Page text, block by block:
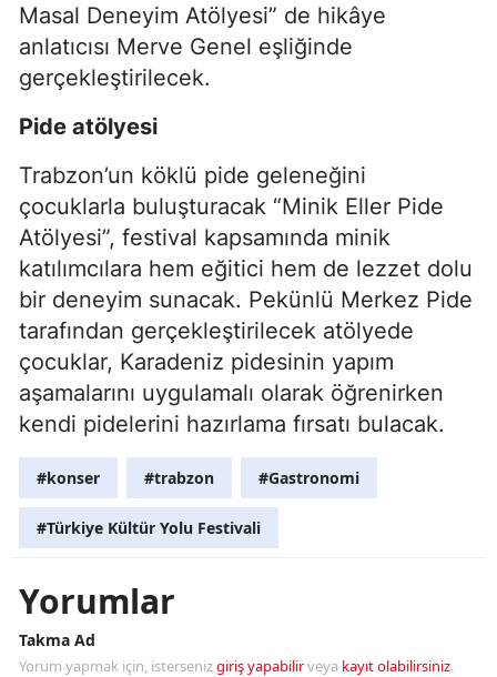
Masal Deneyim Atölyesi” de hikâye
anlatıcısı Merve Genel eşliğinde
gerçekleştirilecek.
Pide atölyesi
Trabzon’un köklü pide geleneğini
çocuklarla buluşturacak “Minik Eller Pide
Atölyesi”, festival kapsamında minik
katılımcılara hem eğitici hem de lezzet dolu
bir deneyim sunacak. Pekünlü Merkez Pide
tarafından gerçekleştirilecek atölyede
çocuklar, Karadeniz pidesinin yapım
aşamalarını uygulamalı olarak öğrenirken
kendi pidelerini hazırlama fırsatı bulacak.
#konser #trabzon #Gastronomi
#Türkiye Kültür Yolu Festivali
Yorumlar
Takma Ad
Yorum yapmak için, istersenizgiriş yapabilirveya kayıt olabilirsiniz.